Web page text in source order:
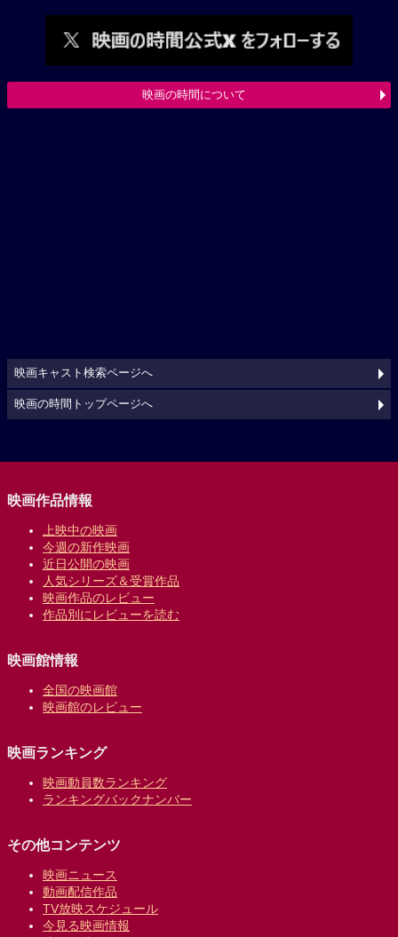
映画の時間について
映画キャスト検索ページへ
映画の時間トップページへ
映画作品情報
上映中の映画
今週の新作映画
近日公開の映画
人気シリーズ＆受賞作品
映画作品のレビュー
作品別にレビューを読む
映画館情報
全国の映画館
映画館のレビュー
映画ランキング
映画動員数ランキング
ランキングバックナンバー
その他コンテンツ
映画ニュース
動画配信作品
TV放映スケジュール
今見る映画情報